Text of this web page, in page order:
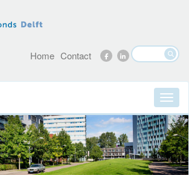
Home Contact